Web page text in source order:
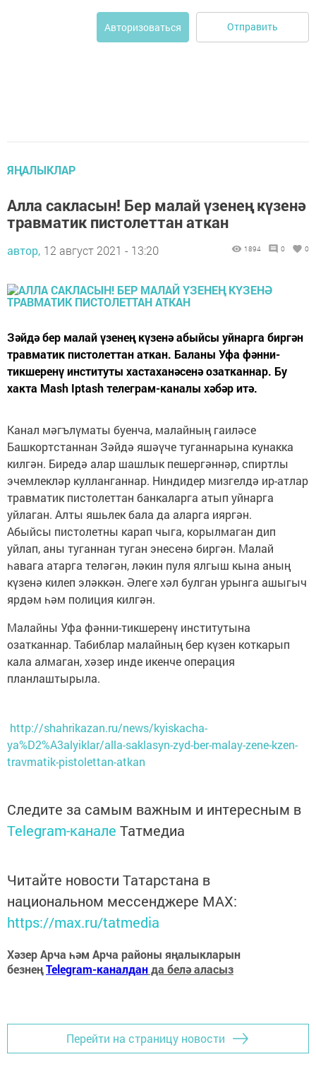
Авторизоваться Отправить
ЯҢАЛЫКЛАР
Алла сакласын! Бер малай үзенең күзенә
травматик пистолеттан аткан
автор, 12 август 2021 - 13:20 1894 0 0
Зәйдә бер малай үзенең күзенә абыйсы уйнарга биргән
травматик пистолеттан аткан. Баланы Уфа фәнни-
тикшеренү институты хастаханәсенә озатканнар. Бу
хакта Mash Iptash телеграм-каналы хәбәр итә.
Канал мәгълүматы буенча, малайның гаиләсе
Башкортстаннан Зәйдә яшәүче туганнарына кунакка
килгән. Биредә алар шашлык пешергәннәр, спиртлы
эчемлекләр кулланганнар. Ниндидер мизгелдә ир-атлар
травматик пистолеттан банкаларга атып уйнарга
уйлаган. Алты яшьлек бала да аларга ияргән.
Абыйсы пистолетны карап чыга, корылмаган дип
уйлап, аны туганнан туган энесенә биргән. Малай
һавага атарга теләгән, ләкин пуля ялгыш кына аның
күзенә килеп эләккән. Әлеге хәл булган урынга ашыгыч
ярдәм һәм полиция килгән.
Малайны Уфа фәнни-тикшеренү институтына
озатканнар. Табиблар малайның бер күзен коткарып
кала алмаган, хәзер инде икенче операция
планлаштырыла.
http://shahrikazan.ru/news/kyiskacha-
ya%D2%A3alyiklar/alla-saklasyn-zyd-ber-malay-zene-kzen-
travmatik-pistolettan-atkan
Следите за самым важным и интересным в
Telegram-канале Татмедиа
Читайте новости Татарстана в
национальном мессенджере MАХ:
https://max.ru/tatmedia
Хәзер Арча һәм Арча районы яңалыкларын
безнеңTelegram-каналданда белә аласыз
Перейти на страницу новости